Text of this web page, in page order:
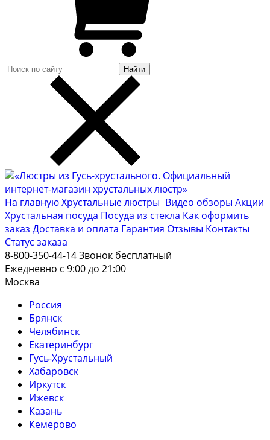
Найти
На главнуюХрустальные люстры Видео обзоры Акции
Хрустальная посуда Посуда из стекла Как оформить
заказ Доставка и оплата Гарантия Отзывы Контакты
Cтатус заказа
8-800-350-44-14Звонок бесплатный
Ежедневно с 9:00 до 21:00
Москва
Россия
Брянск
Челябинск
Екатеринбург
Гусь-Хрустальный
Хабаровск
Иркутск
Ижевск
Казань
Кемерово